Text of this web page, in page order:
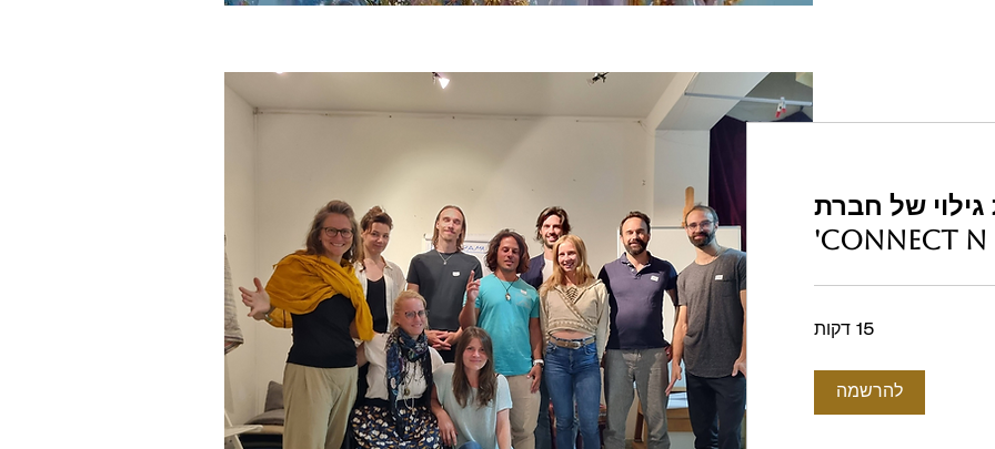
של חברת
Connect N'
15 דקות
להרשמה